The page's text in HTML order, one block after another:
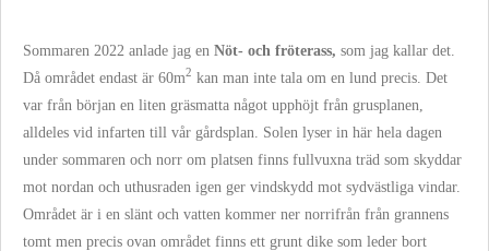
Sommaren 2022 anlade jag en Nöt- och fröterass, som jag kallar det.
Då området endast är 60m2 kan man inte tala om en lund precis. Det
var från början en liten gräsmatta något upphöjt från grusplanen,
alldeles vid infarten till vår gårdsplan. Solen lyser in här hela dagen
under sommaren och norr om platsen finns fullvuxna träd som skyddar
mot nordan och uthusraden igen ger vindskydd mot sydvästliga vindar.
Området är i en slänt och vatten kommer ner norrifrån från grannens
tomt men precis ovan området finns ett grunt dike som leder bort